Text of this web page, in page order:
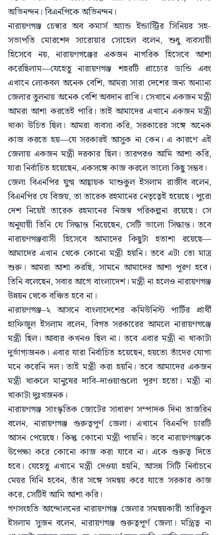
অভিনন্দন। বিএনপিকে অভিনন্দন।
নারায়ণগঞ্জ চেম্বার অব কমার্স অ্যান্ড ইন্ডাস্ট্রির সিনিয়র সহ-
সভাপতি মোরশেদ সারোয়ার সোহেল বলেন, শুধু ব্যবসায়ী
হিসেবে নয়, নারায়ণগঞ্জের একজন নাগরিক হিসেবে আশা
করেছিলাম—যেহেতু নারায়ণগঞ্জ শহরটি প্রাচ্যের ডান্ডি এবং
এখানে লোকবল অনেক বেশি, আমরা সারা দেশের জন্য অন্যান্য
জেলার তুলনায় অনেক বেশি অবদান রাখি। সেখানে একজন মন্ত্রী
আমরা আশা করতেই পারি। তাই আমাদের এখানে একজন মন্ত্রী
থাকা উচিত ছিল। আমরা ব্যবসা করি, সরকারের সঙ্গে অনেক
কাজ করতে হয়—যে সরকারই আসুক না কেন। এ কারণে এই
জেলায় একজন মন্ত্রী দরকার ছিল। তারপরও আমি আশা করি,
যারা নির্বাচিত হয়েছেন, একসঙ্গে কাজ করলে ভালো কিছু সম্ভব।
জেলা বিএনপির যুগ্ম আহ্বায়ক মাশুকুল ইসলাম রাজীব বলেন,
বিএনপির যে বিজয়, তা তারেক রহমানের নেতৃত্বেই হয়েছে। পুরো
দেশ নিয়েই তারেক রহমানের নিজস্ব পরিকল্পনা রয়েছে। সে
অনুযায়ী তিনি যে সিদ্ধান্ত নিয়েছেন, সেটি ভালো সিদ্ধান্ত। তবে
নারায়ণগঞ্জবাসী হিসেবে আমাদের কিছুটা হতাশা রয়েছে—
আমাদের এখান থেকে কোনো মন্ত্রী হয়নি। তবে এটা তো মাত্র
শুরু। আমরা আশা করছি, সামনে আমাদের আশা পূরণ হবে।
তিনি বলেছেন, সবার আগে বাংলাদেশ। মন্ত্রী না হলেও নারায়ণগঞ্জ
উন্নয়ন থেকে বঞ্চিত হবে না।
নারায়ণগঞ্জ–২ আসনে বাংলাদেশের কমিউনিস্ট পার্টির প্রার্থী
হাফিজুল ইসলাম বলেন, বিগত সরকারের আমলে নারায়ণগঞ্জে
মন্ত্রী ছিল। আবার কখনও ছিল না। তবে এবার মন্ত্রী না থাকাটা
দুর্ভাগ্যজনক। এবার যারা নির্বাচিত হয়েছেন, হয়তো তাঁদের যোগ্য
মনে করেনি দল। তাই মন্ত্রী করা হয়নি। তবে আমাদের একজন
মন্ত্রী থাকলে মানুষের দাবি–দাওয়াগুলো পূরণ হতো। মন্ত্রী না
থাকাটা দুঃখজনক।
নারায়ণগঞ্জ সাংস্কৃতিক জোটের সাধারণ সম্পাদক দিনা তাজরিন
বলেন, নারায়ণগঞ্জ গুরুত্বপূর্ণ জেলা। এখানে বিএনপি চারটি
আসন পেয়েছে। কিন্তু কোনো মন্ত্রী পায়নি। তবে নারায়ণগঞ্জকে
উপেক্ষা করে কোনো কাজ করা যাবে না। একে গুরুত্ব দিতে
হবে। যেহেতু এখানে মন্ত্রী দেওয়া হয়নি, আসন্ন সিটি নির্বাচনে
মেয়র যিনি হবেন, তাঁর সঙ্গে সমন্বয় করে যাতে সরকার কাজ
করে, সেটিই আমি আশা করি।
গণসংহতি আন্দোলনের নারায়ণগঞ্জ জেলার সমন্বয়কারী তারিকুল
ইসলাম সুজন বলেন, নারায়ণগঞ্জ গুরুত্বপূর্ণ জেলা। মন্ত্রিত্ব না